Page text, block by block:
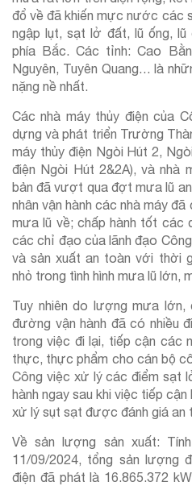
đổ về đã khiến mực nước các
ngập lụt, sạt lở đất, lũ ống, lũ
phía Bắc. Các tỉnh: Cao
Nguyên, Tuyên Quang… là
nặng nề nhất.
Các nhà máy thủy điện của
dựng và phát triển Trường
máy thủy điện Ngòi Hút 2,
điện Ngòi Hút 2&2A), và nhà
bản đã vượt qua đợt mưa lũ
nhân vận hành các nhà máy
mưa lũ về; chấp hành tốt các
các chỉ đạo của lãnh đạo
và sản xuất an toàn với thời
nhỏ trong tình hình mưa lũ lớn,
Tuy nhiên do lượng mưa lớn,
đường vận hành đã có nhiều
trong việc đi lại, tiếp cận các
thực, thực phẩm cho cán bộ
Công việc xử lý các điểm sạt
hành ngay sau khi việc tiếp
xử lý sụt sạt được đánh giá an
Về sản lượng sản xuất:
11/09/2024, tổng sản lượng
điện đã phát là 16.865.372